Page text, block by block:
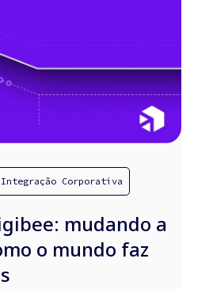
Corporativa
mudando a
o mundo faz